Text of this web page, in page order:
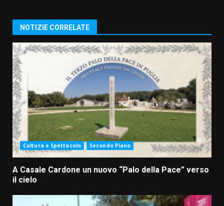
NOTIZIE CORRELATE
Cultura e Spettacolo Secondo Piano
A Casale Cardone un nuovo “Palo della Pace” verso
il cielo